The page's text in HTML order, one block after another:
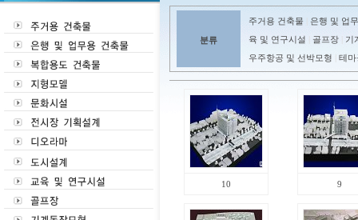
분류
주거용 건축물
은행 및 업
육 및 연구시설
골프장
기
우주항공 및 선박모형
테마
10 9